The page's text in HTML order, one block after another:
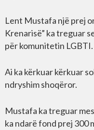
Lent Mustafa një prej
Krenarisë” ka treguar
për komunitetin LGBTI.
Ai ka kërkuar kërkuar
ndryshim shoqëror.
Mustafa ka treguar
ka ndarë fond prej 300